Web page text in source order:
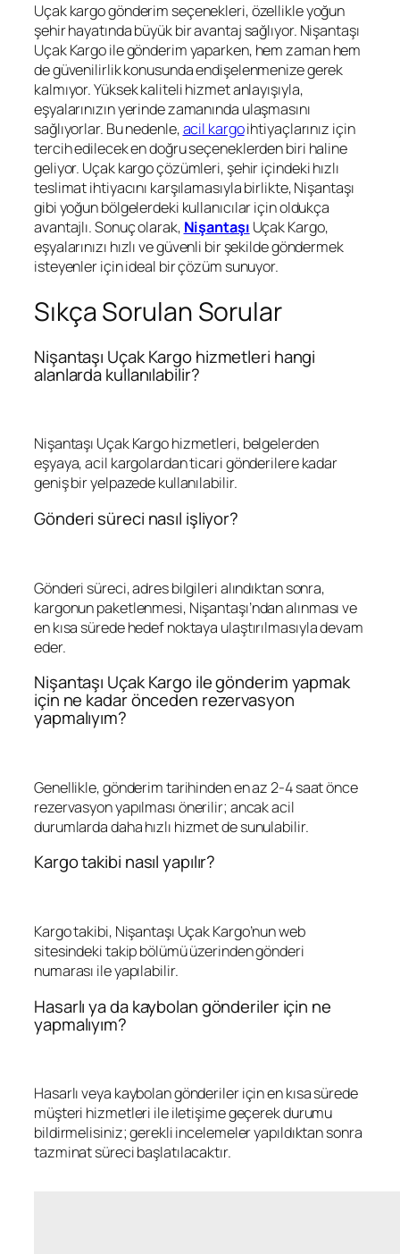
Uçak kargo gönderim seçenekleri, özellikle yoğun
şehir hayatında büyük bir avantaj sağlıyor. Nişantaşı
Uçak Kargo ile gönderim yaparken, hem zaman hem
de güvenilirlik konusunda endişelenmenize gerek
kalmıyor. Yüksek kaliteli hizmet anlayışıyla,
eşyalarınızın yerinde zamanında ulaşmasını
sağlıyorlar. Bu nedenle,acil kargoihtiyaçlarınız için
tercih edilecek en doğru seçeneklerden biri haline
geliyor. Uçak kargo çözümleri, şehir içindeki hızlı
teslimat ihtiyacını karşılamasıyla birlikte, Nişantaşı
gibi yoğun bölgelerdeki kullanıcılar için oldukça
avantajlı. Sonuç olarak, Nişantaşı Uçak Kargo,
eşyalarınızı hızlı ve güvenli bir şekilde göndermek
isteyenler için ideal bir çözüm sunuyor.
Sıkça Sorulan Sorular
Nişantaşı Uçak Kargo hizmetleri hangi
alanlarda kullanılabilir?
Nişantaşı Uçak Kargo hizmetleri, belgelerden
eşyaya, acil kargolardan ticari gönderilere kadar
geniş bir yelpazede kullanılabilir.
Gönderi süreci nasıl işliyor?
Gönderi süreci, adres bilgileri alındıktan sonra,
kargonun paketlenmesi, Nişantaşı’ndan alınması ve
en kısa sürede hedef noktaya ulaştırılmasıyla devam
eder.
Nişantaşı Uçak Kargo ile gönderim yapmak
için ne kadar önceden rezervasyon
yapmalıyım?
Genellikle, gönderim tarihinden en az 2-4 saat önce
rezervasyon yapılması önerilir; ancak acil
durumlarda daha hızlı hizmet de sunulabilir.
Kargo takibi nasıl yapılır?
Kargo takibi, Nişantaşı Uçak Kargo’nun web
sitesindeki takip bölümü üzerinden gönderi
numarası ile yapılabilir.
Hasarlı ya da kaybolan gönderiler için ne
yapmalıyım?
Hasarlı veya kaybolan gönderiler için en kısa sürede
müşteri hizmetleri ile iletişime geçerek durumu
bildirmelisiniz; gerekli incelemeler yapıldıktan sonra
tazminat süreci başlatılacaktır.